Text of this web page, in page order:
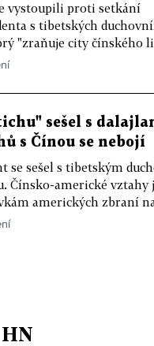
vystoupili proti setkání
s tibetských
"zraňuje city čínského
sešel s
s Čínou se nebojí
se sešel s tibetským
Čínsko-americké vztahy
amerických zbraní